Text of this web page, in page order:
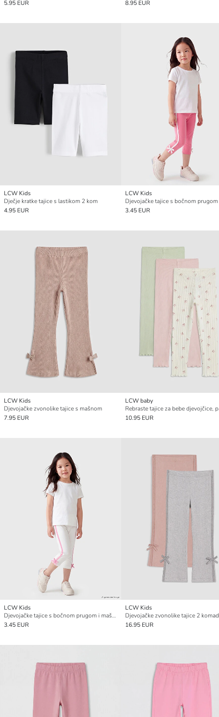
5.95 EUR 8.95 EUR
LCW Kids
Dječje kratke tajice s lastikom 2 kom
4.95 EUR
LCW Kids
3.45 EUR
LCW Kids
Djevojačke zvonolike tajice s mašnom
7.95 EUR
LCW baby
10.95 EUR
LCW Kids
Djevojačke tajice s bočnom prugom i mašnom
3.45 EUR
LCW Kids
Djevojačke zvonolike tajice 2
16.95 EUR